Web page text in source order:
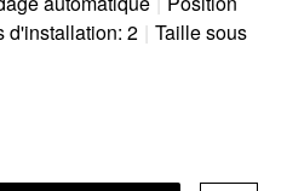
d'installation: 2 | Taille sous